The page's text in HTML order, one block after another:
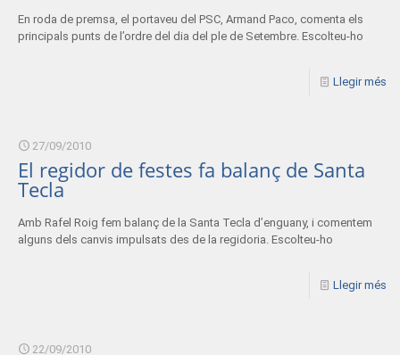
En roda de premsa, el portaveu del PSC, Armand Paco, comenta els
principals punts de l’ordre del dia del ple de Setembre. Escolteu-ho
Llegir més
27/09/2010
El regidor de festes fa balanç de Santa
Tecla
Amb Rafel Roig fem balanç de la Santa Tecla d’enguany, i comentem
alguns dels canvis impulsats des de la regidoria. Escolteu-ho
Llegir més
22/09/2010